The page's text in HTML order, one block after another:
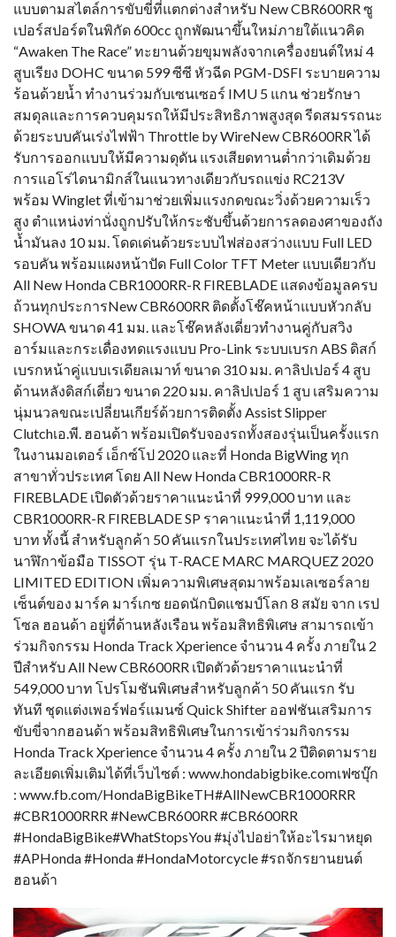
แบบตามสไตล์การขับขี่ที่แตกต่างสำหรับ New CBR600RR ซู
เปอร์สปอร์ตในพิกัด 600cc ถูกพัฒนาขึ้นใหม่ภายใต้แนวคิด
“Awaken The Race” ทะยานด้วยขุมพลังจากเครื่องยนต์ใหม่ 4
สูบเรียง DOHC ขนาด 599 ซีซี หัวฉีด PGM-DSFI ระบายความ
ร้อนด้วยน้ำ ทำงานร่วมกับเซนเซอร์ IMU 5 แกน ช่วยรักษา
สมดุลและการควบคุมรถให้มีประสิทธิภาพสูงสุด รีดสมรรถนะ
ด้วยระบบคันเร่งไฟฟ้า Throttle by WireNew CBR600RR ได้
รับการออกแบบให้มีความดุดัน แรงเสียดทานต่ำกว่าเดิมด้วย
การแอโร่ไดนามิกส์ในแนวทางเดียวกับรถแข่ง RC213V
พร้อม Winglet ที่เข้ามาช่วยเพิ่มแรงกดขณะวิ่งด้วยความเร็ว
สูง ตำแหน่งท่านั่งถูกปรับให้กระชับขึ้นด้วยการลดองศาของถัง
น้ำมันลง 10 มม. โดดเด่นด้วยระบบไฟส่องสว่างแบบ Full LED
รอบคัน พร้อมแผงหน้าปัด Full Color TFT Meter แบบเดียวกับ
All New Honda CBR1000RR-R FIREBLADE แสดงข้อมูลครบ
ถ้วนทุกประการNew CBR600RR ติดตั้งโช๊คหน้าแบบหัวกลับ
SHOWA ขนาด 41 มม. และโช๊คหลังเดี่ยวทำงานคู่กับสวิง
อาร์มและกระเดื่องทดแรงแบบ Pro-Link ระบบเบรก ABS ดิสก์
เบรกหน้าคู่แบบเรเดียลเมาท์ ขนาด 310 มม. คาลิปเปอร์ 4 สูบ
ด้านหลังดิสก์เดี่ยว ขนาด 220 มม. คาลิปเปอร์ 1 สูบ เสริมความ
นุ่มนวลขณะเปลี่ยนเกียร์ด้วยการติดตั้ง Assist Slipper
Clutchเอ.พี. ฮอนด้า พร้อมเปิดรับจองรถทั้งสองรุ่นเป็นครั้งแรก
ในงานมอเตอร์ เอ็กซ์โป 2020 และที่ Honda BigWing ทุก
สาขาทั่วประเทศ โดย All New Honda CBR1000RR-R
FIREBLADE เปิดตัวด้วยราคาแนะนำที่ 999,000 บาท และ
CBR1000RR-R FIREBLADE SP ราคาแนะนำที่ 1,119,000
บาท ทั้งนี้ สำหรับลูกค้า 50 คันแรกในประเทศไทย จะได้รับ
นาฬิกาข้อมือ TISSOT รุ่น T-RACE MARC MARQUEZ 2020
LIMITED EDITION เพิ่มความพิเศษสุดมาพร้อมเลเซอร์ลาย
เซ็นต์ของ มาร์ค มาร์เกซ ยอดนักบิดแชมป์โลก 8 สมัย จาก เรป
โซล ฮอนด้า อยู่ที่ด้านหลังเรือน พร้อมสิทธิพิเศษ สามารถเข้า
ร่วมกิจกรรม Honda Track Xperience จำนวน 4 ครั้ง ภายใน 2
ปีสำหรับ All New CBR600RR เปิดตัวด้วยราคาแนะนำที่
549,000 บาท โปรโมชันพิเศษสำหรับลูกค้า 50 คันแรก รับ
ทันที ชุดแต่งเพอร์ฟอร์แมนซ์ Quick Shifter ออฟชันเสริมการ
ขับขี่จากฮอนด้า พร้อมสิทธิพิเศษในการเข้าร่วมกิจกรรม
Honda Track Xperience จำนวน 4 ครั้ง ภายใน 2 ปีติดตามราย
ละเอียดเพิ่มเติมได้ที่เว็บไซต์ : www.hondabigbike.comเฟซบุ๊ก
: www.fb.com/HondaBigBikeTH#AllNewCBR1000RRR
#CBR1000RRR #NewCBR600RR #CBR600RR
#HondaBigBike#WhatStopsYou #มุ่งไปอย่าให้อะไรมาหยุด
#APHonda #Honda #HondaMotorcycle #รถจักรยานยนต์
ฮอนด้า